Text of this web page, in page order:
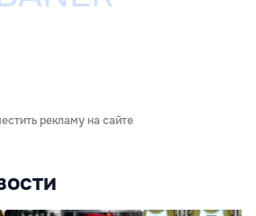
рекламу на сайте